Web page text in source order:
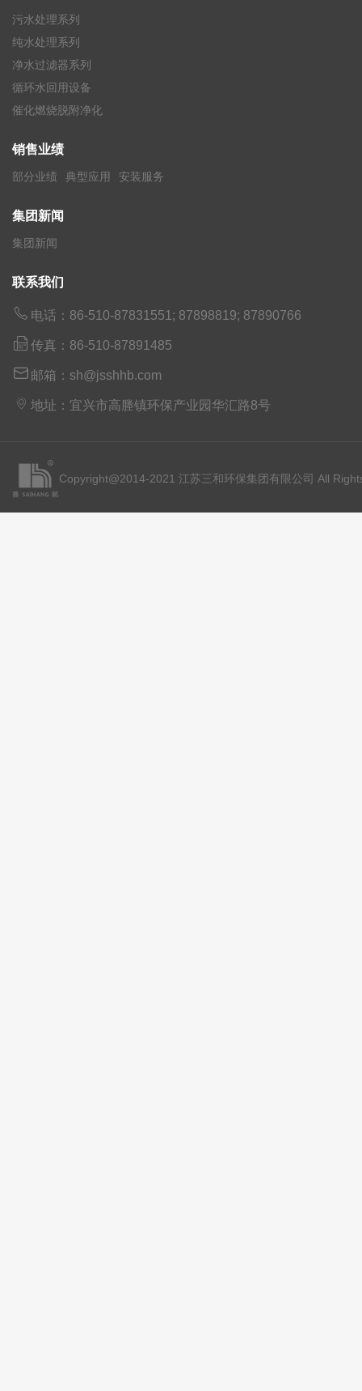
污水处理系列
纯水处理系列
净水过滤器系列
循环水回用设备
催化燃烧脱附净化
销售业绩
部分业绩 典型应用 安装服务
集团新闻
集团新闻
联系我们
 电话：86-510-87831551; 87898819; 87890766
 传真：86-510-87891485
 邮箱：sh@jsshhb.com
 地址：宜兴市高塍镇环保产业园华汇路8号
Copyright@2014-2021 江苏三和环保集团有限公司 All